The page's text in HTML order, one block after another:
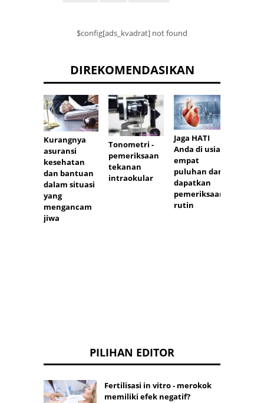
$config[ads_kvadrat] not found
DIREKOMENDASIKAN
Kurangnya
asuransi
kesehatan
dan bantuan
dalam situasi
yang
mengancam
jiwa
Tonometri -
pemeriksaan
tekanan
intraokular
Jaga HATI
Anda di usia
empat
puluhan dan
dapatkan
pemeriksaan
rutin
PILIHAN EDITOR
Fertilisasi in vitro - merokok
memiliki efek negatif?